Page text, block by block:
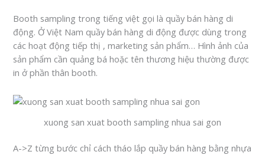
Booth sampling trong tiếng việt gọi là quầy bán hàng di
động. Ở Việt Nam quầy bán hàng di động được dùng trong
các hoạt động tiếp thị , marketing sản phẩm… Hình ảnh của
sản phẩm cần quảng bá hoặc tên thương hiệu thường được
in ở phần thân booth.
xuong san xuat booth sampling nhua sai gon
A->Z từng bước chỉ cách tháo lắp quầy bán hàng bằng nhựa